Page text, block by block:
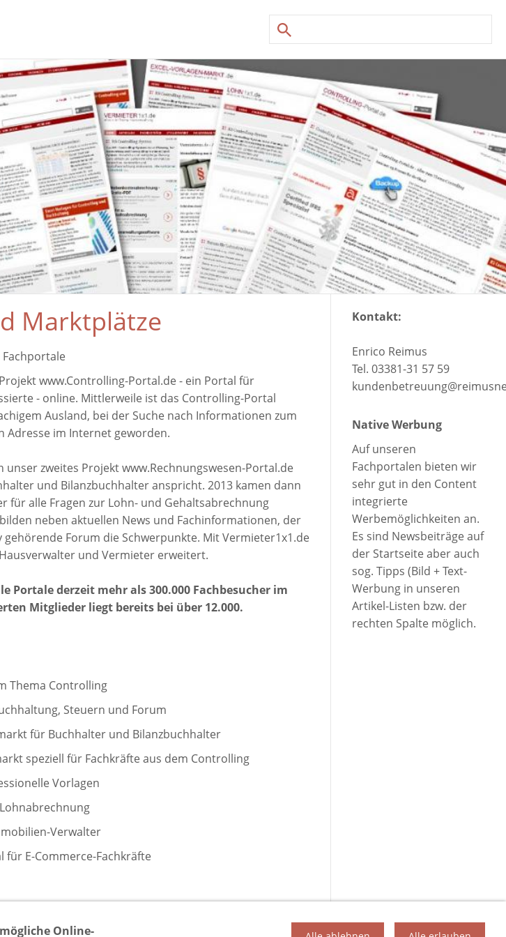
Marktplätze
Fachportale
www.Controlling-Portal.de - ein Portal für
- online. Mittlerweile ist das Controlling-Portal
Ausland, bei der Suche nach Informationen zum
Adresse im Internet geworden.
zweites Projekt www.Rechnungswesen-Portal.de
und Bilanzbuchhalter anspricht. 2013 kamen dann
für alle Fragen zur Lohn- und Gehaltsabrechnung
neben aktuellen News und Fachinformationen, der
Forum die Schwerpunkte. Mit Vermieter1x1.de
und Vermieter erweitert.
Portale derzeit mehr als 300.000 Fachbesucher im
Mitglieder liegt bereits bei über 12.000.
Thema Controlling
Steuern und Forum
für Buchhalter und Bilanzbuchhalter
speziell für Fachkräfte aus dem Controlling
Vorlagen
Verwalter
für E-Commerce-Fachkräfte
Kontakt:
Enrico Reimus
Tel. 03381-31 57 59
Native Werbung
Auf unseren
Fachportalen bieten wir
sehr gut in den Content
integrierte
Werbemöglichkeiten an.
Es sind Newsbeiträge auf
der Startseite aber auch
sog. Tipps (Bild + Text-
Werbung in unseren
Artikel-Listen bzw. der
rechten Spalte möglich.
Online-